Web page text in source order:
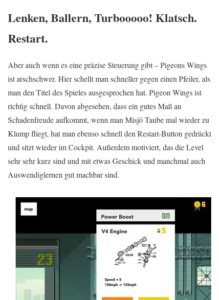
Lenken, Ballern, Turbooooo! Klatsch.
Restart.
Aber auch wenn es eine präzise Steuerung gibt – Pigeons Wings
ist arschschwer. Hier schellt man schneller gegen einen Pfeiler, als
man den Titel des Spieles ausgesprochen hat. Pigeon Wings ist
richtig schnell. Davon abgesehen, dass ein gutes Maß an
Schadenfreude aufkommt, wenn man Misjö Taube mal wieder zu
Klump fliegt, hat man ebenso schnell den Restart-Button gedrückt
und sitzt wieder im Cockpit. Außerdem motiviert, das die Level
sehr sehr kurz sind und mit etwas Geschick und manchmal auch
Auswendiglernen gut machbar sind.